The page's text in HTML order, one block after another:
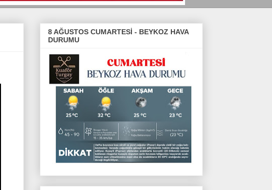
8 AĞUSTOS CUMARTESİ - BEYKOZ HAVA
DURUMU